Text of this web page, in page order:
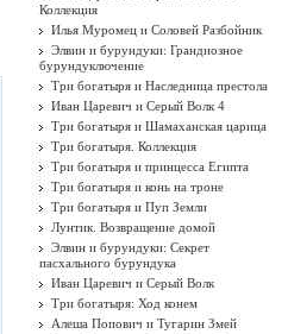
Коллекция
Илья Муромец и Соловей Разбойник
Элвин и бурундуки: Грандиозное
бурундуключение
Три богатыря и Наследница престола
Иван Царевич и Серый Волк 4
Три богатыря и Шамаханская царица
Три богатыря. Коллекция
Три богатыря и принцесса Египта
Три богатыря и конь на троне
Три богатыря и Пуп Земли
Лунтик. Возвращение домой
Элвин и бурундуки: Секрет
пасхального бурундука
Иван Царевич и Серый Волк
Три богатыря: Ход конем
Алеша Попович и Тугарин Змей